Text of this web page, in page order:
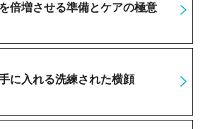
倍増させる準備とケアの極意
に入れる洗練された横顔